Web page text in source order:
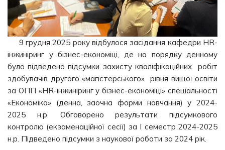
9 грудня 2025 року відбулося засідання кафедри HR-
інжиніринг у бізнес-економіці, де на порядку денному
було підведено підсумки захисту кваліфікаційних робіт
здобувачів другого «магістерського» рівня вищої освіти
за ОПП «HR-інжиніринг у бізнес-економіці» спеціальності
«Економіка» (денна, заочна форми навчання) у 2024-
2025 н.р. Обговорено результати підсумкового
контролю (екзаменаційної сесії) за І семестр 2024-2025
н.р. Підведено підсумки з наукової роботи за 2024 рік.